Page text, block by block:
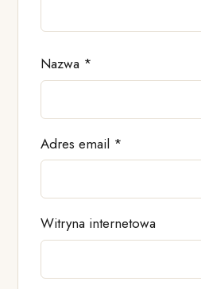
Nazwa *
Adres email *
Witryna internetowa